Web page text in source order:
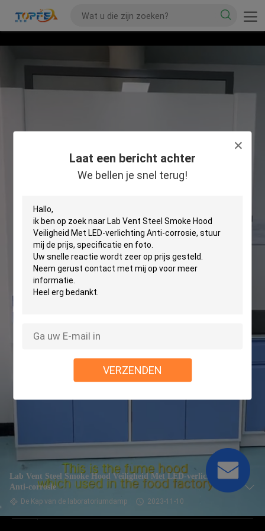
Laat een bericht achter
We bellen je snel terug!
VERZENDEN
Lab Vent Steel Smoke Hood Veiligheid Met LED-verlichting
Anti-corrosie
De Kap van de laboratoriumdamp 2023-11-10